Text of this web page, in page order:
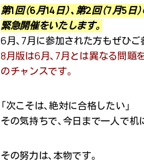
第1回（6月14日）、第2回（7月5
緊急開催をいたします。
6月、7月に参加された方もぜひご
8月版は6月、7月とは異なる問題
のチャンスです。
「次こそは、絶対に合格したい」
その気持ちで、今日まで一人で
その努力は、本物です。